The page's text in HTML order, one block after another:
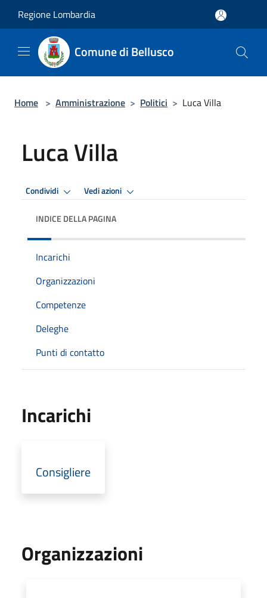
Regione Lombardia
Comune di Bellusco
Home > Amministrazione > Politici > Luca Villa
Luca Villa
Condividi Vedi azioni
INDICE DELLA PAGINA
Incarichi
Organizzazioni
Competenze
Deleghe
Punti di contatto
Incarichi
Consigliere
Organizzazioni